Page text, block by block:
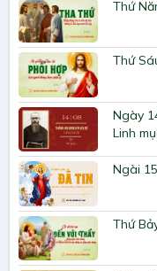
Thứ
Thứ
Ngày
Linh
Ngài
Thứ